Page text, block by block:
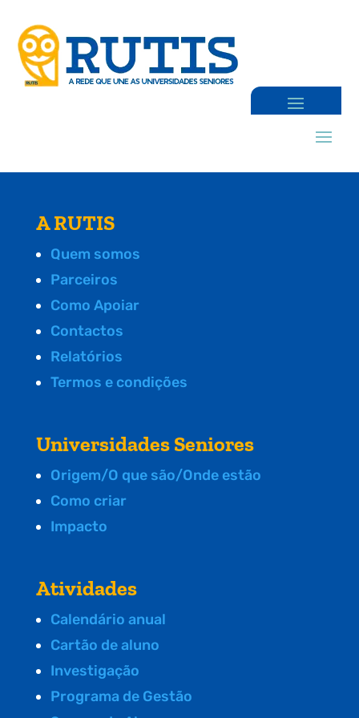
A RUTIS
Quem somos
Parceiros
Como Apoiar
Contactos
Relatórios
Termos e condições
Universidades Seniores
Origem/O que são/Onde estão
Como criar
Impacto
Atividades
Calendário anual
Cartão de aluno
Investigação
Programa de Gestão